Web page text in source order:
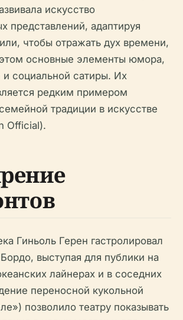
искусство
представлений, адаптируя
чтобы отражать дух времени,
основные элементы юмора,
и социальной сатиры. Их
редким примером
традиции в искусстве
Official).
Гиньоль Герен гастролировал
выступая для публики на
лайнерах и в соседних
переносной кукольной
позволило театру показывать